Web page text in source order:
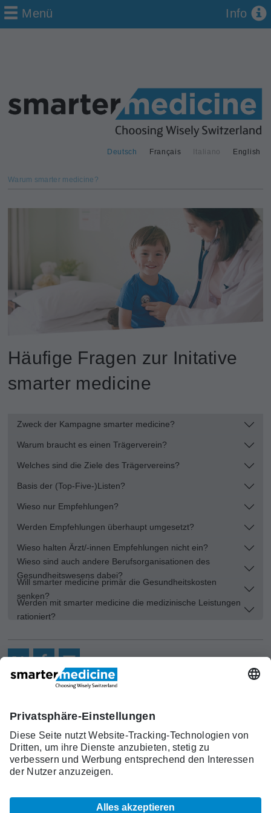
Deutsch Français Italiano English
Menü Info
Warum smarter medicine?
Häufige Fragen zur Initative
smarter medicine
Zweck der Kampagne smarter medicine?
Warum braucht es einen Trägerverein?
Welches sind die Ziele des Trägervereins?
Basis der (Top-Five-)Listen?
Wieso nur Empfehlungen?
Werden Empfehlungen überhaupt umgesetzt?
Wieso halten Ärzt/-innen Empfehlungen nicht ein?
Wieso sind auch andere Berufsorganisationen des
Gesundheitswesens dabei?
Will smarter medicine primär die Gesundheitskosten
senken?
Werden mit smarter medicine die medizinische Leistungen
rationiert?
smarter
medicine?
Top-5-
Listen
Forschung
c/o Schweizerische Gesellschaft für
Monbijoustrasse 43, Postfach, 3001 Bern
Telefon +41 31 370 40 00, Fax +41 31 370
40 19